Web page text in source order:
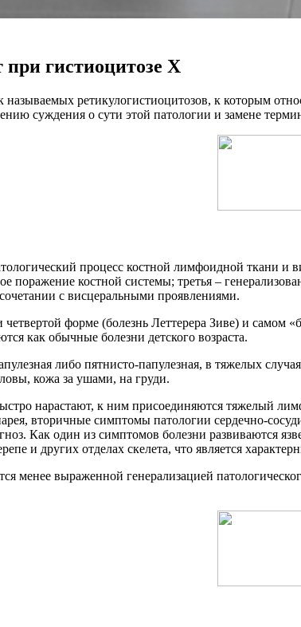
гистиоцитозе Х
ретикулогистиоцитозов, к которым
суждения о сути этой патологии и замене
процесс костной лимфоидной
поражение костной системы; третья –
с висцеральными проявлениями.
форме (болезнь Леттерера Зиве) и самом
как обычные болезни детского возраста.
либо пятнисто-папулезная, в тяжелых
кожа за ушами, на груди.
нарастают, к ним присоединяются тяжелый
вторичные симптомы патологии сердечно-
Как один из симптомов болезни развиваются
и других отделах скелета, что является
менее выраженной генерализацией